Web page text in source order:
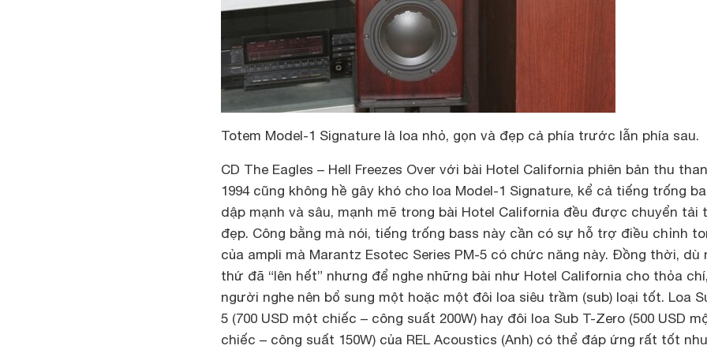
Totem Model-1 Signature là loa nhỏ, gọn và đẹp cả phía trước lẫn phía sau.
CD The Eagles – Hell Freezes Over với bài Hotel California phiên bản thu
1994 cũng không hề gây khó cho loa Model-1 Signature, kể cả tiếng trống
dập mạnh và sâu, mạnh mẽ trong bài Hotel California đều được chuyển tải
đẹp. Công bằng mà nói, tiếng trống bass này cần có sự hỗ trợ điều chỉnh
của ampli mà Marantz Esotec Series PM-5 có chức năng này. Đồng thời, dù
thứ đã “lên hết” nhưng để nghe những bài như Hotel California cho thỏa chí,
người nghe nên bổ sung một hoặc một đôi loa siêu trầm (sub) loại tốt. Loa
5 (700 USD một chiếc – công suất 200W) hay đôi loa Sub T-Zero (500 USD
chiếc – công suất 150W) của REL Acoustics (Anh) có thể đáp ứng rất tốt